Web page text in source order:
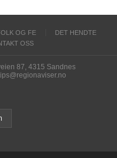
OG FE
DET HENDTE
OSS
87, 4315 Sandnes